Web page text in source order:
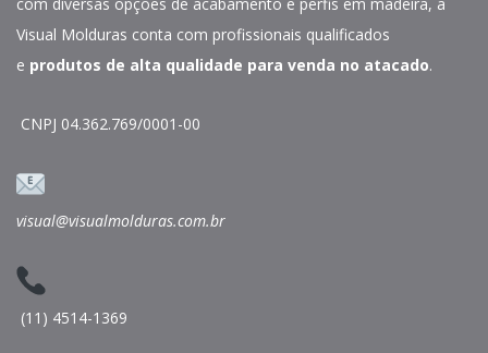
Visual Molduras conta com profissionais qualificados
e produtos de alta qualidade para venda no atacado.
CNPJ 04.362.769/0001-00
visual@visualmolduras.com.br
(11) 4514-1369